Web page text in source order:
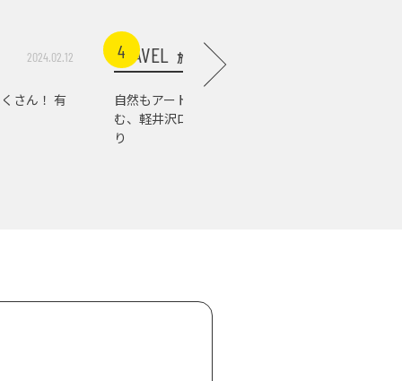
2024.02.12
さん！ 有
4
TRAVEL 旅行
自然もアートもグルメも楽し
む、軽井沢ローカルスポット巡
り